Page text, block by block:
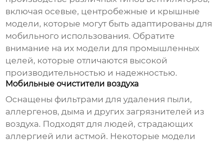
включая осевые, центробежные и крышные
модели, которые могут быть адаптированы для
мобильного использования. Обратите
внимание на их модели для промышленных
целей, которые отличаются высокой
производительностью и надежностью.
Мобильные очистители воздуха
Оснащены фильтрами для удаления пыли,
аллергенов, дыма и других загрязнителей из
воздуха. Подходят для людей, страдающих
аллергией или астмой. Некоторые модели